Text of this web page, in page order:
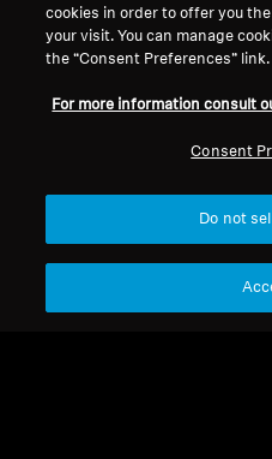
返
条件
cookies in order to offer you
your visit. You can manage
the “Consent Preferences” link.
For more information consult
Consent
Do not